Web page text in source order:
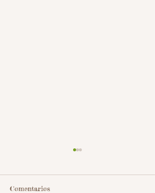
Comentarios